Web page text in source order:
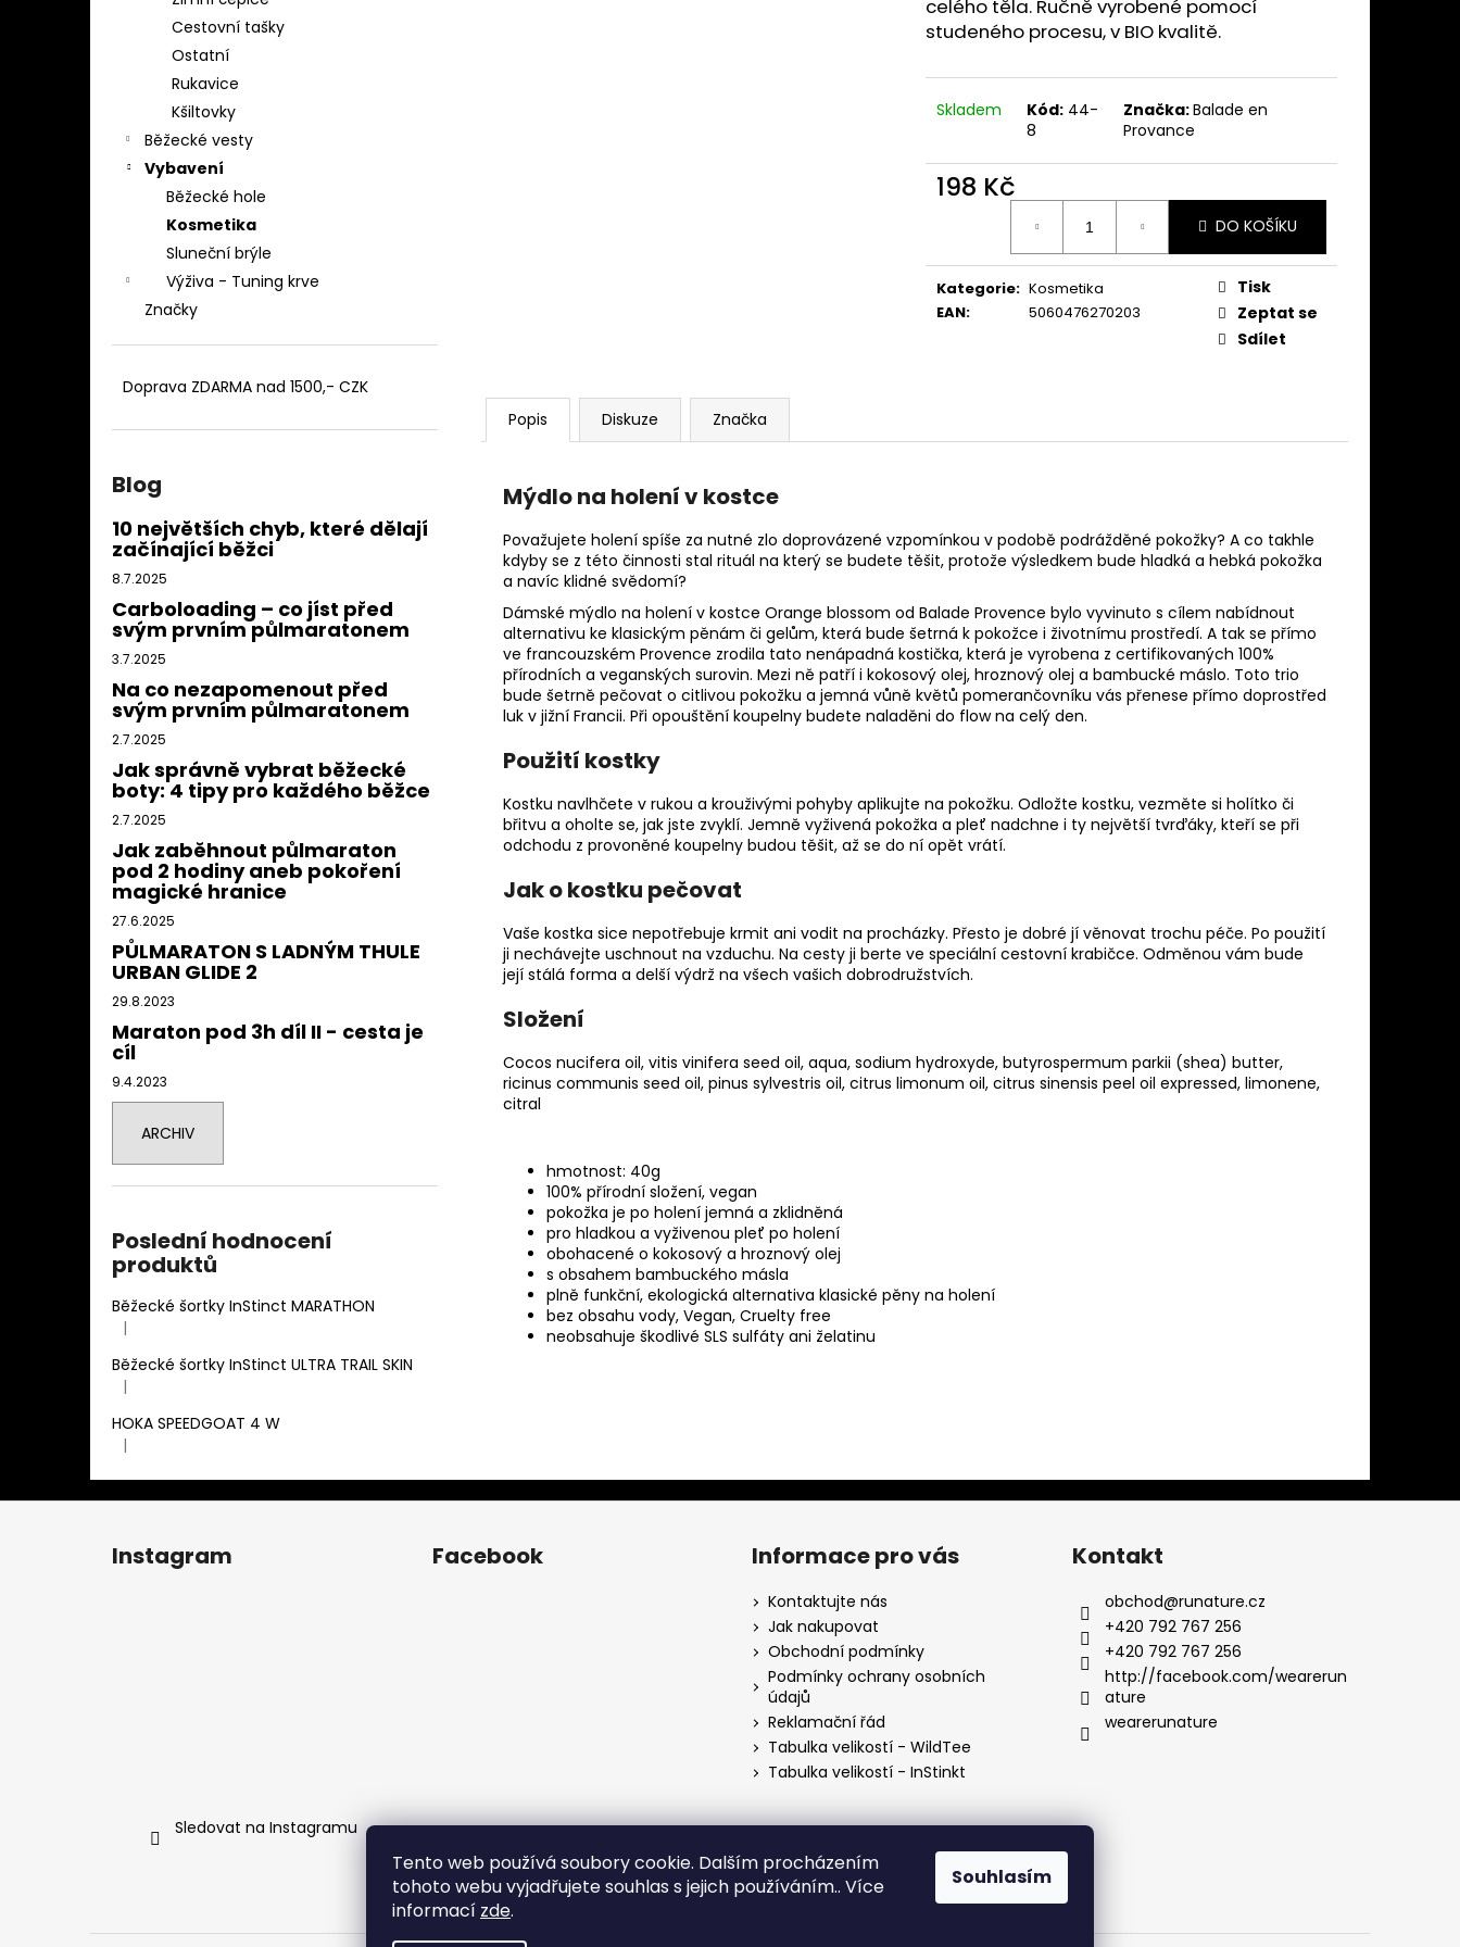
Tento web používá soubory cookie. Dalším procházením
tohoto webu vyjadřujete souhlas s jejich používáním.. Více
informací zde.
Souhlasím
Cestovní tašky
Ostatní
Rukavice
Kšiltovky
Běžecké vesty
Vybavení
Běžecké hole
Kosmetika
Sluneční brýle
Výživa - Tuning krve
Značky
Doprava ZDARMA nad 1500,- CZK
Blog
10 největších chyb, které dělají
začínající běžci
8.7.2025
Carboloading – co jíst před
svým prvním půlmaratonem
3.7.2025
Na co nezapomenout před
svým prvním půlmaratonem
2.7.2025
Jak správně vybrat běžecké
boty: 4 tipy pro každého běžce
2.7.2025
Jak zaběhnout půlmaraton
pod 2 hodiny aneb pokoření
magické hranice
27.6.2025
PŮLMARATON S LADNÝM THULE
URBAN GLIDE 2
29.8.2023
Maraton pod 3h díl II - cesta je
cíl
9.4.2023
ARCHIV
Poslední hodnocení
produktů
Běžecké šortky InStinct MARATHON
Hodnocení produktu je 4 z 5 hvězdiček.
|
Běžecké šortky InStinct ULTRA TRAIL SKIN
Hodnocení produktu je 5 z 5 hvězdiček.
|
HOKA SPEEDGOAT 4 W
Hodnocení produktu je 3 z 5 hvězdiček.
|
celého těla. Ručně vyrobené pomocí
studeného procesu, v BIO kvalitě.
Skladem Kód: 44-
8
Značka:Balade en
Provance
198 Kč
DO KOŠÍKU
Kategorie: Kosmetika
EAN: 5060476270203
Tisk
Zeptat se
Sdílet
Popis Diskuze Značka
Mýdlo na holení v kostce
Považujete holení spíše za nutné zlo doprovázené vzpomínkou v podobě podrážděné pokožky? A co takhle
kdyby se z této činnosti stal rituál na který se budete těšit, protože výsledkem bude hladká a hebká pokožka
a navíc klidné svědomí?
Dámské mýdlo na holení v kostce Orange blossom od Balade Provence bylo vyvinuto s cílem nabídnout
alternativu ke klasickým pěnám či gelům, která bude šetrná k pokožce i životnímu prostředí. A tak se přímo
ve francouzském Provence zrodila tato nenápadná kostička, která je vyrobena z certifikovaných 100%
přírodních a veganských surovin. Mezi ně patří i kokosový olej, hroznový olej a bambucké máslo. Toto trio
bude šetrně pečovat o citlivou pokožku a jemná vůně květů pomerančovníku vás přenese přímo doprostřed
luk v jižní Francii. Při opouštění koupelny budete naladěni do flow na celý den.
Použití kostky
Kostku navlhčete v rukou a krouživými pohyby aplikujte na pokožku. Odložte kostku, vezměte si holítko či
břitvu a oholte se, jak jste zvyklí. Jemně vyživená pokožka a pleť nadchne i ty největší tvrďáky, kteří se při
odchodu z provoněné koupelny budou těšit, až se do ní opět vrátí.
Jak o kostku pečovat
Vaše kostka sice nepotřebuje krmit ani vodit na procházky. Přesto je dobré jí věnovat trochu péče. Po použití
ji nechávejte uschnout na vzduchu. Na cesty ji berte ve speciální cestovní krabičce. Odměnou vám bude
její stálá forma a delší výdrž na všech vašich dobrodružstvích.
Složení
Cocos nucifera oil, vitis vinifera seed oil, aqua, sodium hydroxyde, butyrospermum parkii (shea) butter,
ricinus communis seed oil, pinus sylvestris oil, citrus limonum oil, citrus sinensis peel oil expressed, limonene,
citral
hmotnost: 40g
100% přírodní složení, vegan
pokožka je po holení jemná a zklidněná
pro hladkou a vyživenou pleť po holení
obohacené o kokosový a hroznový olej
s obsahem bambuckého másla
plně funkční, ekologická alternativa klasické pěny na holení
bez obsahu vody, Vegan, Cruelty free
neobsahuje škodlivé SLS sulfáty ani želatinu
BĚŽECKÉ TÍLKO EMIL Z
1 099 Kč
BĚŽECKÁ VESTA PX 3.1L
Z
Instagram
Sledovat na Instagramu
Facebook Informace pro vás
Kontaktujte nás
Jak nakupovat
Obchodní podmínky
Podmínky ochrany osobních
údajů
Reklamační řád
Tabulka velikostí - WildTee
Tabulka velikostí - InStinkt
Kontakt
obchod@runature.cz
+420 792 767 256
+420 792 767 256
http://facebook.com/wearerun
ature
wearerunature